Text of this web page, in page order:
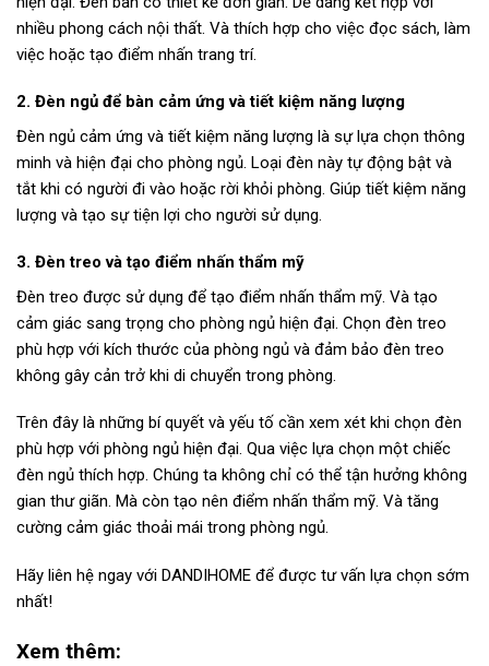
nhiều phong cách nội thất. Và thích hợp cho việc đọc sách, làm
việc hoặc tạo điểm nhấn trang trí.
2. Đèn ngủ để bàn cảm ứng và tiết kiệm năng lượng
Đèn ngủ cảm ứng và tiết kiệm năng lượng là sự lựa chọn thông
minh và hiện đại cho phòng ngủ. Loại đèn này tự động bật và
tắt khi có người đi vào hoặc rời khỏi phòng. Giúp tiết kiệm năng
lượng và tạo sự tiện lợi cho người sử dụng.
3. Đèn treo và tạo điểm nhấn thẩm mỹ
Đèn treo được sử dụng để tạo điểm nhấn thẩm mỹ. Và tạo
cảm giác sang trọng cho phòng ngủ hiện đại. Chọn đèn treo
phù hợp với kích thước của phòng ngủ và đảm bảo đèn treo
không gây cản trở khi di chuyển trong phòng.
Trên đây là những bí quyết và yếu tố cần xem xét khi chọn đèn
phù hợp với phòng ngủ hiện đại. Qua việc lựa chọn một chiếc
đèn ngủ thích hợp. Chúng ta không chỉ có thể tận hưởng không
gian thư giãn. Mà còn tạo nên điểm nhấn thẩm mỹ. Và tăng
cường cảm giác thoải mái trong phòng ngủ.
Hãy liên hệ ngay với DANDIHOME để được tư vấn lựa chọn sớm
nhất!
Xem thêm: